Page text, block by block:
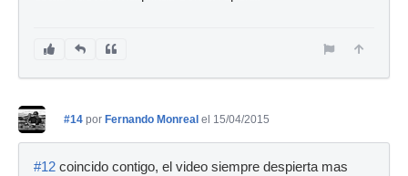
#14 por Fernando Monreal el 15/04/2015
#12 coincido contigo, el video siempre despierta mas